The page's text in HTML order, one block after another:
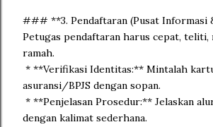
### **3. Pendaftaran (Pusat Informasi
Petugas pendaftaran harus cepat, teliti,
ramah.
* **Verifikasi Identitas:** Mintalah
asuransi/BPJS dengan sopan.
* **Penjelasan Prosedur:** Jelaskan
dengan kalimat sederhana.